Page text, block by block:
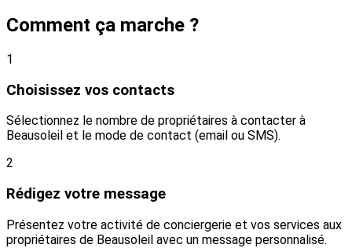
Comment ça marche ?
1
Choisissez vos contacts
Sélectionnez le nombre de propriétaires à contacter à
Beausoleil et le mode de contact (email ou SMS).
2
Rédigez votre message
Présentez votre activité de conciergerie et vos services aux
propriétaires de Beausoleil avec un message personnalisé.